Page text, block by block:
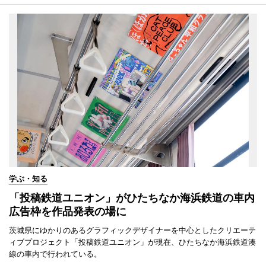
学ぶ・知る
「投稿鉄道ユニオン」がひたちなか海浜鉄道の車内
広告枠を作品発表の場に
茨城県にゆかりのあるグラフィックデザイナーを中心としたクリエーテ
ィブプロジェクト「投稿鉄道ユニオン」が現在、ひたちなか海浜鉄道湊
線の車内で行われている。